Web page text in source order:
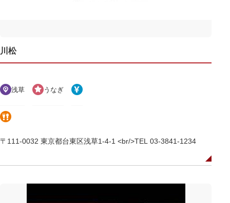
川松
浅草 うなぎ
〒111-0032 東京都台東区浅草1-4-1 <br/>TEL 03-3841-1234